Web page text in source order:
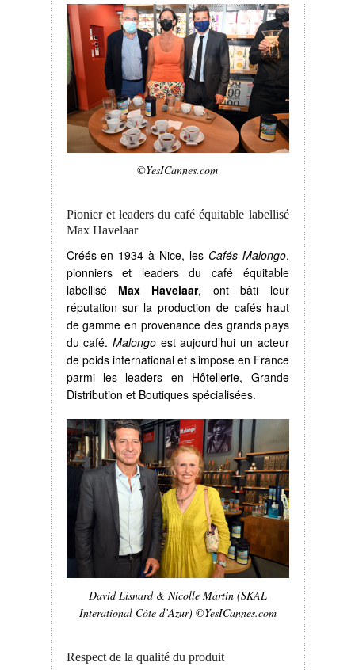
©YesICannes.com
Pionier et leaders du café équitable labellisé
Max Havelaar
Créés en 1934 à Nice, lesCafés Malongo,
pionniers et leaders du café équitable
labellisé Max Havelaar, ont bâti leur
réputation sur la production de cafés haut
de gamme en provenance des grands pays
du café. Malongoest aujourd’hui un acteur
de poids international et s’impose en France
parmi les leaders en Hôtellerie, Grande
Distribution et Boutiques spécialisées.
David Lisnard & Nicolle Martin (SKAL
Interational Côte d’Azur) ©YesICannes.com
Respect de la qualité du produit